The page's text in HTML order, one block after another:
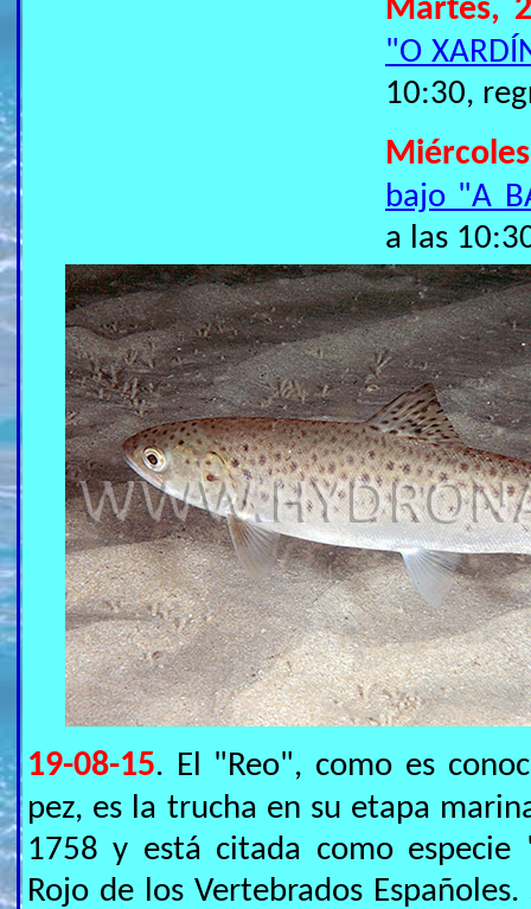
Martes,
"O
10:30,
bajo "A
a las
19-08-15. El "Reo", como es
pez, es la trucha en su etapa
1758 y está citada como
Rojo de los Vertebrados